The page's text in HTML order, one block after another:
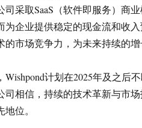
司采取SaaS（软件即服务）商
为企业提供稳定的现金流和收
的市场竞争力，为未来持续的增
Wishpond计划在2025年及之后
司相信，持续的技术革新与市
位。